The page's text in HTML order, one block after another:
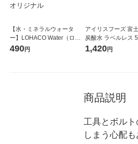
【水・ミネラルウォータ
ー】LOHACO Water（ロハ
コウォーター）2L ラベルレ
490円
アイリスフーズ 富
炭酸水 ラベルレス
箱（24本入）
1,420円
商品説明
工具とボル
しまう心配